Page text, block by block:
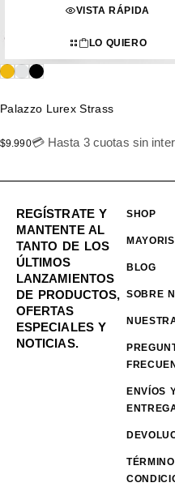
VISTA RÁPIDA
LO QUIERO
Palazzo Lurex Strass
$9.990💳 Hasta 3 cuotas sin
REGÍSTRATE Y
MANTENTE AL
TANTO DE LOS
ÚLTIMOS
LANZAMIENTOS
DE PRODUCTOS,
OFERTAS
ESPECIALES Y
NOTICIAS.
SHOP
BLOG
SOBRE
ENVÍOS